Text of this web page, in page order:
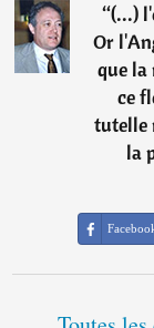
“(...)
Or
que
ce
tutelle
la